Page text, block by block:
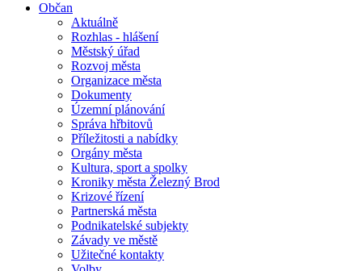
Občan
Aktuálně
Rozhlas - hlášení
Městský úřad
Rozvoj města
Organizace města
Dokumenty
Územní plánování
Správa hřbitovů
Příležitosti a nabídky
Orgány města
Kultura, sport a spolky
Kroniky města Železný Brod
Krizové řízení
Partnerská města
Podnikatelské subjekty
Závady ve městě
Užitečné kontakty